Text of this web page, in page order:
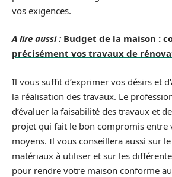
vos exigences.
A lire aussi : Budget de la maison :
précisément vos travaux de
Il vous suffit d’exprimer vos désirs et
la réalisation des travaux. Le
d’évaluer la faisabilité des travaux et
projet qui fait le bon compromis entre
moyens. Il vous conseillera aussi sur
matériaux à utiliser et sur les
pour rendre votre maison conforme